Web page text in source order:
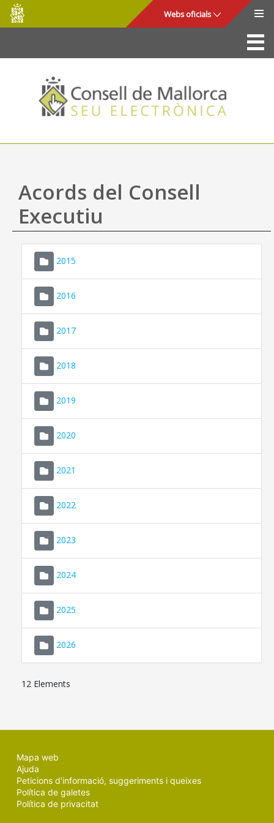
Salta al contingut principal
Consell
de
Mallorca
Webs oficials
La Seu
Consell de Mallorca
Accés i seguretat
Utilitats
Ajuda
Acords del Consell
Executiu
2015
2016
2017
2018
2019
2020
2021
2022
2023
2024
2025
2026
12 Elements
Mapa web
Ajuda
Peticions d'informació, suggeriments i queixes
Política de galetes
Política de privacitat